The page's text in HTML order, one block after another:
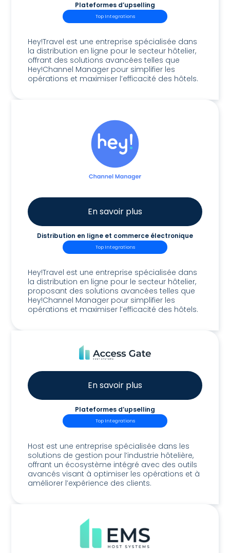
Plateformes d’upselling
Top Integrations
Hey!Travel est une entreprise spécialisée dans
la distribution en ligne pour le secteur hôtelier,
offrant des solutions avancées telles que
Hey!Channel Manager pour simplifier les
opérations et maximiser l’efficacité des hôtels.
En savoir plus
Distribution en ligne et commerce électronique
Top Integrations
Hey!Travel est une entreprise spécialisée dans
la distribution en ligne pour le secteur hôtelier,
proposant des solutions avancées telles que
Hey!Channel Manager pour simplifier les
opérations et maximiser l’efficacité des hôtels.
En savoir plus
Plateformes d’upselling
Top Integrations
Host est une entreprise spécialisée dans les
solutions de gestion pour l’industrie hôtelière,
offrant un écosystème intégré avec des outils
avancés visant à optimiser les opérations et à
améliorer l’expérience des clients.